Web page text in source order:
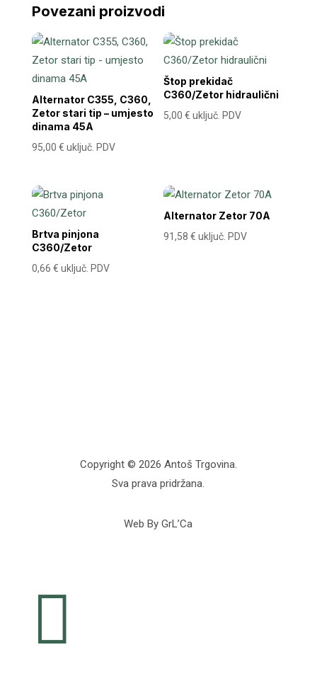
Povezani proizvodi
Alternator C355, C360,
Zetor stari tip – umjesto
dinama 45A
95,00 € uključ. PDV
Štop prekidač
C360/Zetor hidraulični
5,00€ uključ. PDV
Brtva pinjona
C360/Zetor
0,66 € uključ. PDV
Alternator Zetor 70A
91,58€ uključ. PDV
Copyright © 2026 Antoš Trgovina.
Sva prava pridržana.
Web By GrL’Ca
